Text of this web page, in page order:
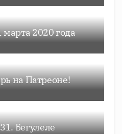
марта 2020 года
на Патреоне!
Бегулеле